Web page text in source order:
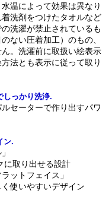
温によって効果は異なり
洗剤をつけたタオルなど
洗濯が禁止されているも
ない圧着加工）のもの、
。洗濯前に取扱い絵表示
法とも表示に従って取り
しっかり洗浄.
セーターで作り出すパワ
ン.
取り出せる設計
ットフェイス」
使いやすいデザイン